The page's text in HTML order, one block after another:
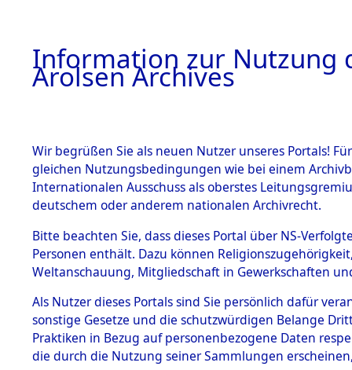
BILD
BESTÄNDE
1.
mente
5. Verschiedenes
5.3
Todesmärsche
einzelnen
0003 (84611830)
Information zur Nutzung
Arolsen Archives
Wir begrüßen Sie als neuen Nutzer unseres Portals!
gleichen Nutzungsbedingungen wie bei einem
Internationalen Ausschuss als oberstes
deutschem oder anderem nationalen Archivrecht.
Bitte beachten Sie, dass dieses Portal über NS-
Personen enthält. Dazu können
Weltanschauung, Mitgliedschaft in Gewerkschaften
Als Nutzer dieses Portals sind Sie persönlich dafür
sonstige Gesetze und die schutzwürdigen Belange
Praktiken in Bezug auf personenbezogene Daten
die durch die Nutzung seiner Sammlungen